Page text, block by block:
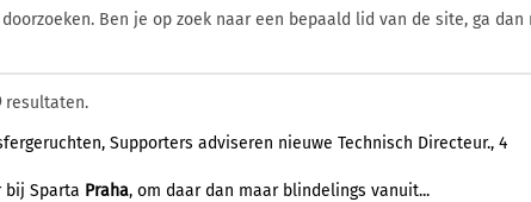
Ben je op zoek naar een bepaald lid van de site, ga dan
resultaten.
Supporters adviseren nieuwe Technisch Directeur., 4
bij Sparta Praha, om daar dan maar blindelings vanuit...